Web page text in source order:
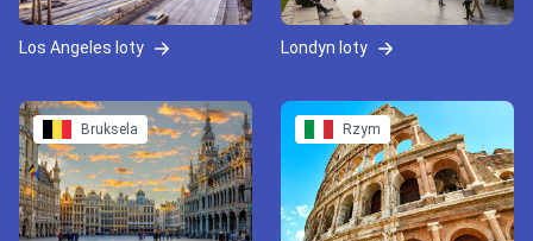
Los Angeles loty Londyn loty
Bruksela Rzym